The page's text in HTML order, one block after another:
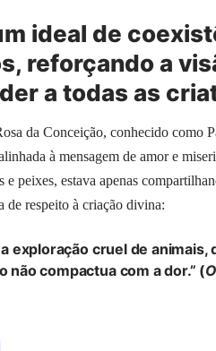
ideal de
reforçando a
a todas as
da Conceição, conhecido como
à mensagem de amor e
peixes, estava apenas
de respeito à criação divina:
exploração cruel de animais,
não compactua com a dor.” (